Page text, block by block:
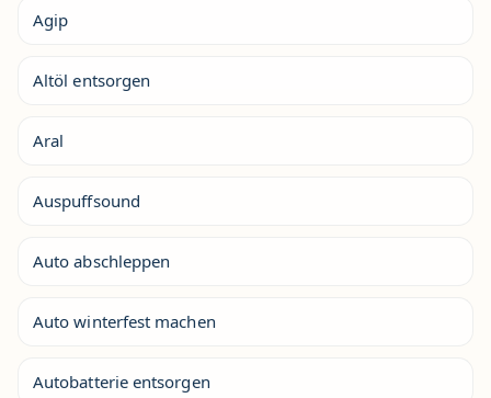
Agip
Altöl entsorgen
Aral
Auspuffsound
Auto abschleppen
Auto winterfest machen
Autobatterie entsorgen